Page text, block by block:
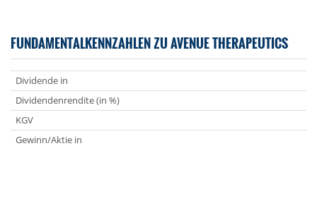
FUNDAMENTALKENNZAHLEN ZU AVENUE THERAPEUTICS
Dividende in
Dividendenrendite (in %)
KGV
Gewinn/Aktie in